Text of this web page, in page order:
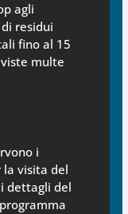
agli
residui
fino al 15
multe
i
visita del
dettagli del